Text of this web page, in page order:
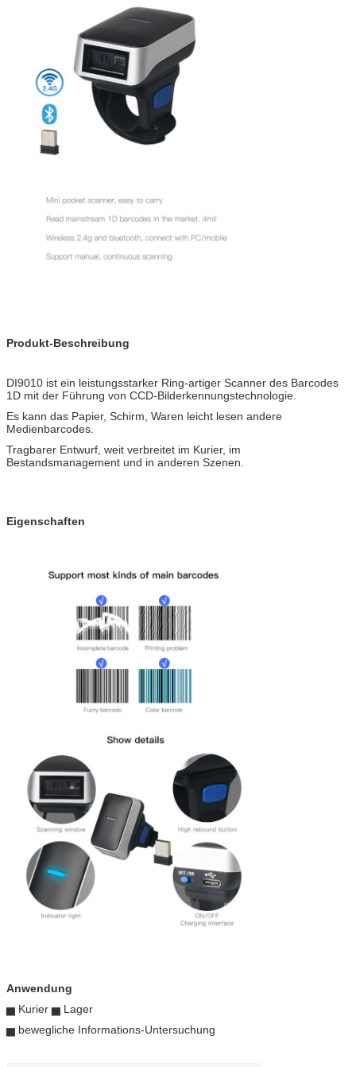
Produkt-Beschreibung
DI9010 ist ein leistungsstarker Ring-artiger Scanner des Barcodes
1D mit der Führung von CCD-Bilderkennungstechnologie.
Es kann das Papier, Schirm, Waren leicht lesen andere
Medienbarcodes.
Tragbarer Entwurf, weit verbreitet im Kurier, im
Bestandsmanagement und in anderen Szenen.
Eigenschaften
Anwendung
▅ Kurier ▅ Lager
▅ bewegliche Informations-Untersuchung